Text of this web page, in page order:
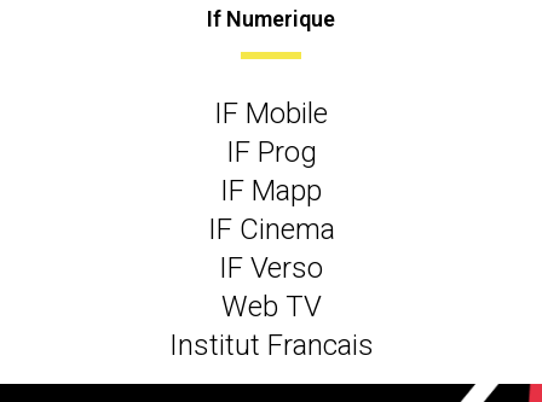
If Numerique
IF Mobile
IF Prog
IF Mapp
IF Cinema
IF Verso
Web TV
Institut Francais